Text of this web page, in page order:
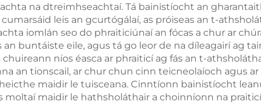
na dtreimhseachtaí. Tá bainistíocht an
leis an gcurtógálaí, as próiseas an t-
iomlán seo do phraiticiúnaí an fócas a chur ar
buntáiste eile, agus tá go leor de na díleagairí ag
níos éasca ar phraiticí ag fás an t-
an tionscail, ar chur chun cinn teicneolaíoch agus
maidir le tuisceana. Cinntíonn bainistíocht
maidir le hathsholáthair a choinníonn na